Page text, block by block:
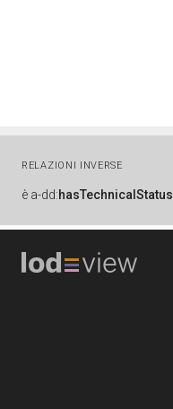
RELAZIONI INVERSE
è a-dd:hasTechnicalStatus